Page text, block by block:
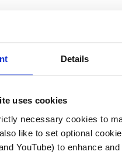
Details
uses cookies
necessary cookies to
like to set optional
YouTube) to enhance
agus taighde
acadúil cúram sláinte, tá
agus oibríochta ar
géarmhíochaine. Táimid
i seirbhísí
nuálaíocht.
acadúla tá:
& Eolaíochtaí